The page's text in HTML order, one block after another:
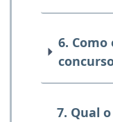
6.
7. Qual